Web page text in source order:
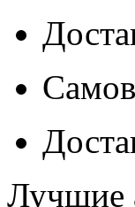
Лучшие